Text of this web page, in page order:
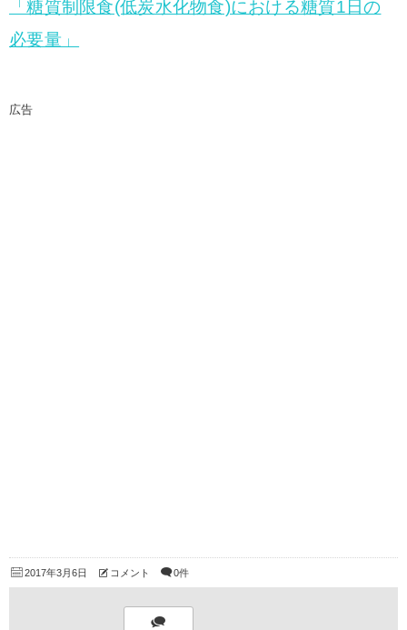
「糖質制限食(低炭水化物食)における糖質1日の
必要量」
広告
2017年3月6日 コメント 0件